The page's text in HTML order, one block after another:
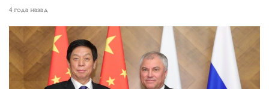
4 года назад